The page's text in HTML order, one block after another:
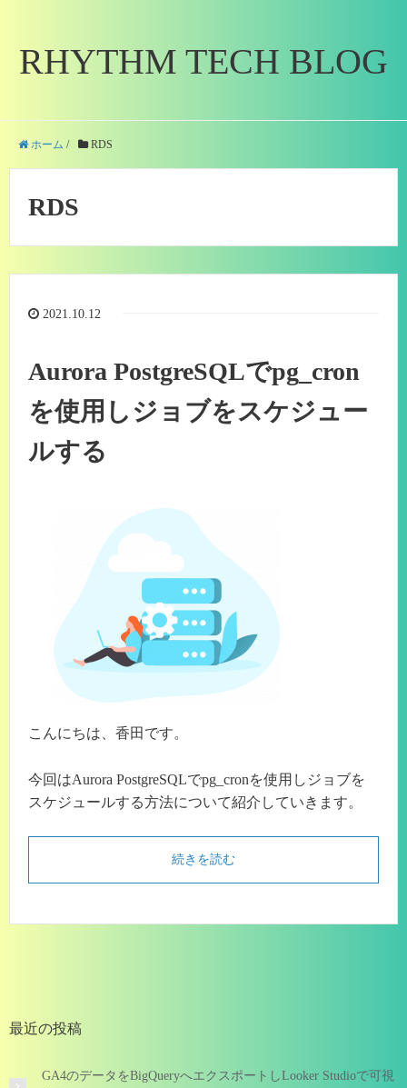
RHYTHM TECH BLOG
ホーム / RDS
RDS
2021.10.12
Aurora PostgreSQLでpg_cron
を使用しジョブをスケジュー
ルする
こんにちは、香田です。
今回はAurora PostgreSQLでpg_cronを使用しジョブを
スケジュールする方法について紹介していきます。
続きを読む
最近の投稿
GA4のデータをBigQueryへエクスポートしLooker Studioで可視